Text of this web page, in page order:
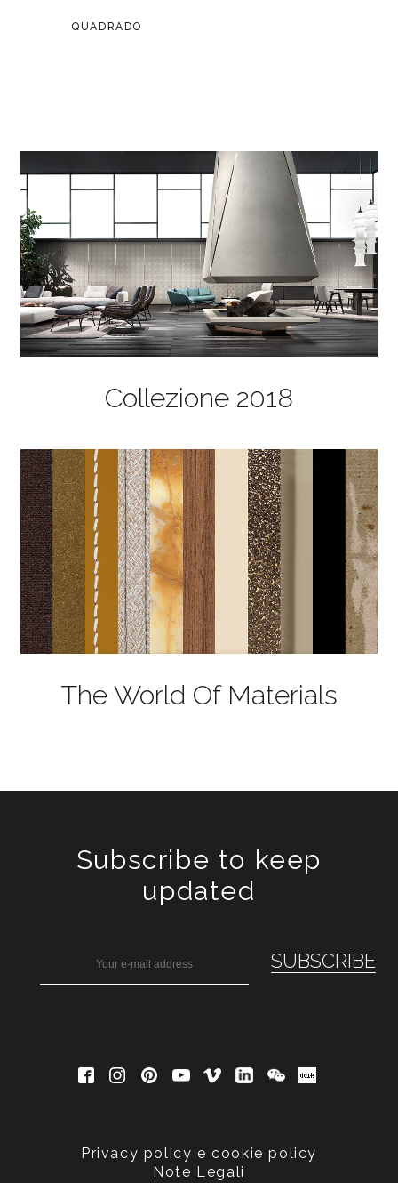
QUADRADO
Collezione 2018
The World Of Materials
Subscribe to keep
updated
Privacy policy e cookie policy
Note Legali